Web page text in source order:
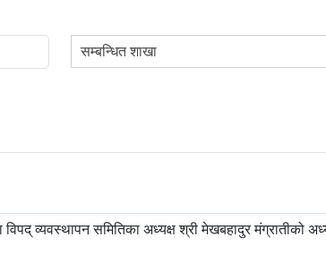
सम्बन्धित शाखा
व्यवस्थापन समितिका अध्यक्ष श्री मेखबहादुर मंग्रातीको